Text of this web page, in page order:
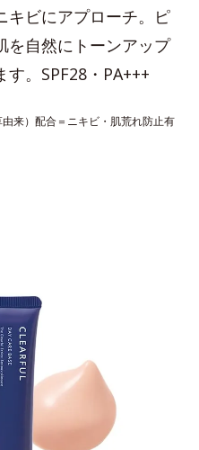
キビにアプローチ。ピ
を自然にトーンアップ
。SPF28・PA+++
来）配合＝ニキビ・肌荒れ防止有